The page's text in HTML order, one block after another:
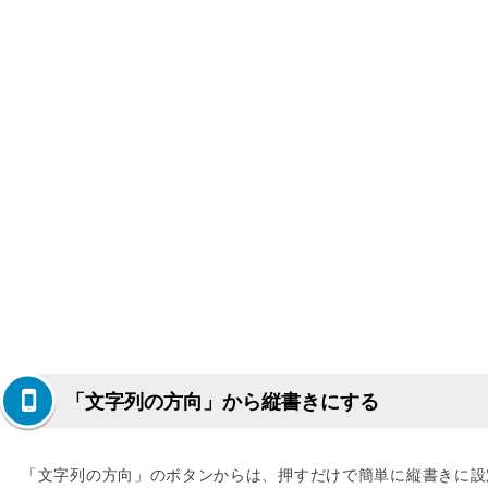
「文字列の方向」から縦書きにする
「文字列の方向」のボタンからは、押すだけで簡単に縦書きに